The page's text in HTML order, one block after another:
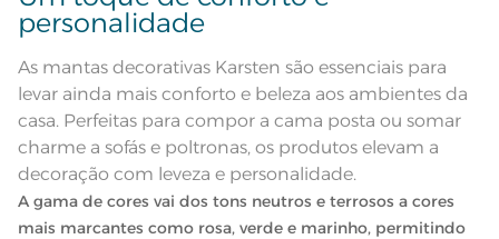
emoldurado; Etiqueta decorativa
Descrição Visual
zigue-zague com bordo criando
uma moldura nas 4 beiradas
Composição
Poliamida
Cor Bronze
Itens Inclusos 1 Manta
Lave cores claras e cores escuras separadamente;
Utilize a quantidade mínima de amaciante e sabão;
Dê preferência para secar no varal, à sombra.
Leia atentamente as instruções na etiqueta.
personalidade
As mantas decorativas Karsten são essenciais para
levar ainda mais conforto e beleza aos ambientes da
casa. Perfeitas para compor a cama posta ou somar
charme a sofás e poltronas, os produtos elevam a
decoração com leveza e personalidade.
A gama de cores vai dos tons neutros e terrosos a cores
mais marcantes como rosa, verde e marinho, permitindo